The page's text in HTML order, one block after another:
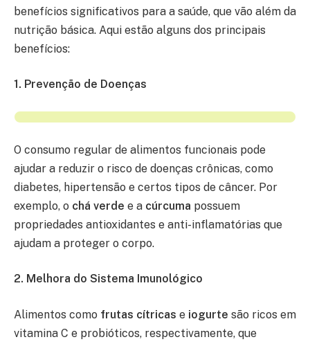
benefícios significativos para a saúde, que vão além da
nutrição básica. Aqui estão alguns dos principais
benefícios:
1. Prevenção de Doenças
O consumo regular de alimentos funcionais pode
ajudar a reduzir o risco de doenças crônicas, como
diabetes, hipertensão e certos tipos de câncer. Por
exemplo, o chá verde e a cúrcuma possuem
propriedades antioxidantes e anti-inflamatórias que
ajudam a proteger o corpo.
2. Melhora do Sistema Imunológico
Alimentos como frutas cítricas e iogurte são ricos em
vitamina C e probióticos, respectivamente, que